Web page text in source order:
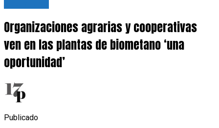
Organizaciones agrarias y cooperativas
ven en las plantas de biometano ‘una
oportunidad’
Publicado